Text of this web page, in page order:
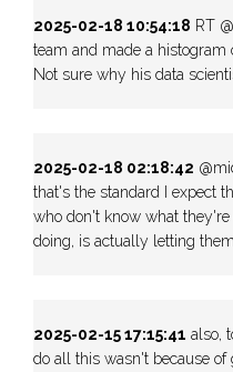
2025-02-18 10:54:18 RT
team and made a histogram
Not sure why his data
2025-02-18 02:18:42
that's the standard I expect
who don't know what
doing, is actually letting
2025-02-15 17:15:41 also,
do all this wasn't because of